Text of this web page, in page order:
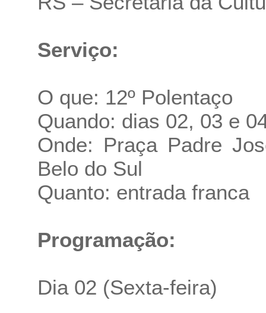
Serviço:
O que: 12º Polentaço
Quando: dias 02, 03 e
Onde: Praça Padre
Belo do Sul
Quanto: entrada franca
Programação:
Dia 02 (Sexta-feira)